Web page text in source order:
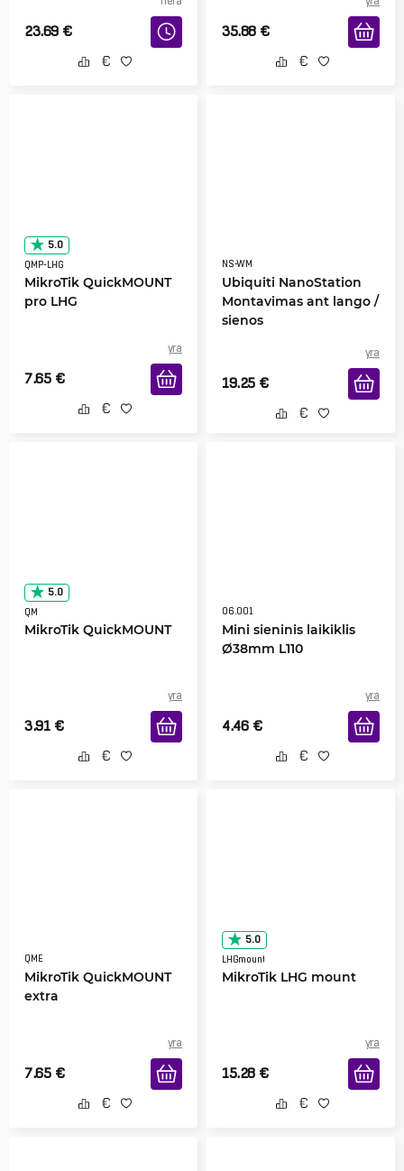
23.69 € 35.88 €
5.0
QMP-LHG
MikroTik QuickMOUNT
pro LHG
yra
7.65 €
NS-WM
Ubiquiti NanoStation
Montavimas ant lango /
sienos
yra
19.25 €
5.0
QM
MikroTik QuickMOUNT
yra
3.91 €
06.001
Mini sieninis laikiklis
Ø38mm L110
yra
4.46 €
QME
MikroTik QuickMOUNT
extra
yra
7.65 €
5.0
LHGmount
MikroTik LHG mount
yra
15.28 €